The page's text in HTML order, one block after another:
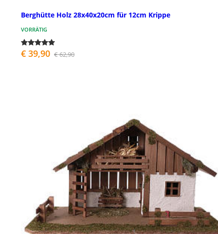
Berghütte Holz 28x40x20cm für 12cm Krippe
VORRÄTIG
€ 39,90 € 62,90